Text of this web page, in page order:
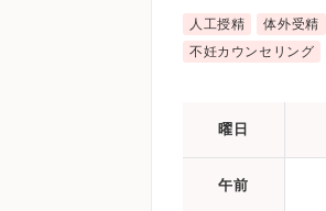
人工授精 体外受精
不妊カウンセリング
曜日
午前